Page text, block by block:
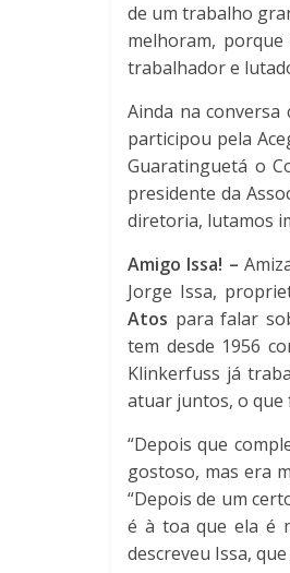
de um trabalho
melhoram,
trabalhador e
Ainda na
participou pela
Guaratinguetá o
presidente da
diretoria, lutamos
Amigo Issa! –
Jorge Issa,
Atos para falar
tem desde 1956
Klinkerfuss já
atuar juntos, o que
“Depois que
gostoso, mas era
“Depois de um
é à toa que ela é
descreveu Issa,